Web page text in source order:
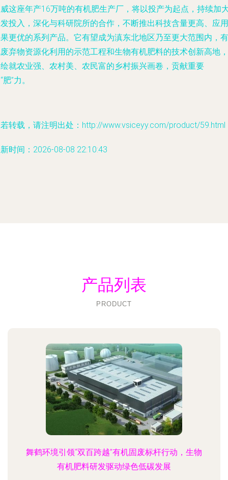
这座年产16万吨的有机肥生产厂，将以投产为起点，持续加
投入，深化与科研院所的合作，不断推出科技含量更高、应用
更优的系列产品。它有望成为滇东北地区乃至更大范围内，有
弃物资源化利用的示范工程和生物有机肥料的技术创新高地，
就农业强、农村美、农民富的乡村振兴画卷，贡献重要
肥”力。
转载，请注明出处：http://www.vsiceyy.com/product/59.html
时间：2026-08-08 22:10:43
产品列表
PRODUCT
舞鹤环境引领“双百跨越”有机固废标杆行动，生物
有机肥料研发驱动绿色低碳发展